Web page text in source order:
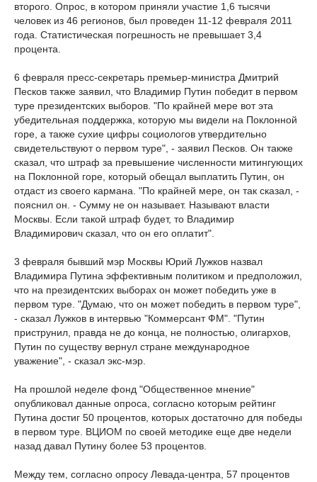
второго. Опрос, в котором приняли участие 1,6 тысячи
человек из 46 регионов, был проведен 11-12 февраля 2011
года. Статистическая погрешность не превышает 3,4
процента.
6 февраля пресс-секретарь премьер-министра Дмитрий
Песков также заявил, что Владимир Путин победит в первом
туре президентских выборов. "По крайней мере вот эта
убедительная поддержка, которую мы видели на Поклонной
горе, а также сухие цифры социологов утвердительно
свидетельствуют о первом туре", - заявил Песков. Он также
сказал, что штраф за превышение численности митингующих
на Поклонной горе, который обещал выплатить Путин, он
отдаст из своего кармана. "По крайней мере, он так сказал, -
пояснил он. - Сумму не он называет. Называют власти
Москвы. Если такой штраф будет, то Владимир
Владимирович сказал, что он его оплатит".
3 февраля бывший мэр Москвы Юрий Лужков назвал
Владимира Путина эффективным политиком и предположил,
что на президентских выборах он может победить уже в
первом туре. "Думаю, что он может победить в первом туре",
- сказал Лужков в интервью "Коммерсант ФМ". "Путин
приструнил, правда не до конца, не полностью, олигархов,
Путин по существу вернул стране международное
уважение", - сказал экс-мэр.
На прошлой неделе фонд "Общественное мнение"
опубликовал данные опроса, согласно которым рейтинг
Путина достиг 50 процентов, которых достаточно для победы
в первом туре. ВЦИОМ по своей методике еще две недели
назад давал Путину более 53 процентов.
Между тем, согласно опросу Левада-центра, 57 процентов